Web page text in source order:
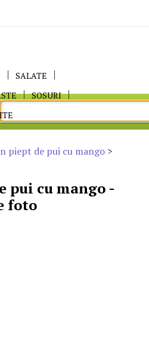
SALATE
SOSURI
piept de pui cu mango >
pui cu mango -
foto